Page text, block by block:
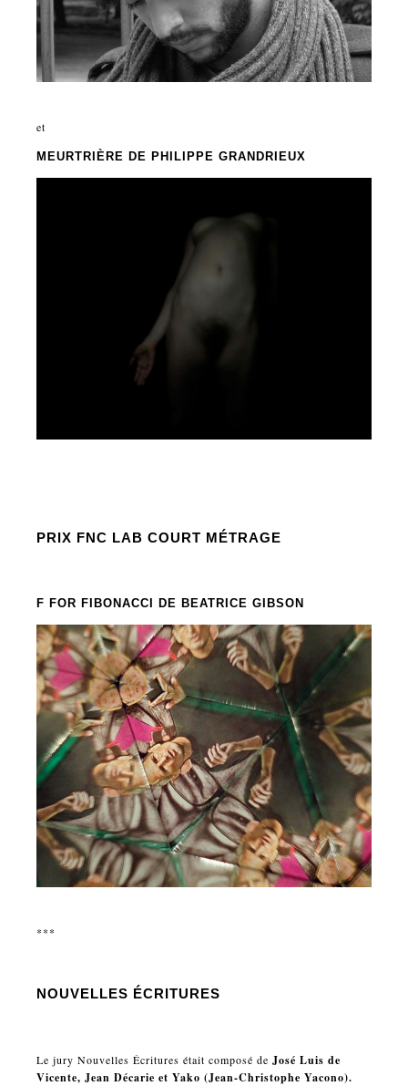
et
MEURTRIÈRE DE PHILIPPE GRANDRIEUX
PRIX FNC LAB COURT MÉTRAGE
F FOR FIBONACCI DE BEATRICE GIBSON
***
NOUVELLES ÉCRITURES
Le jury Nouvelles Écritures était composé deJosé Luis de
Vicente, Jean Décarie et Yako (Jean-Christophe Yacono).